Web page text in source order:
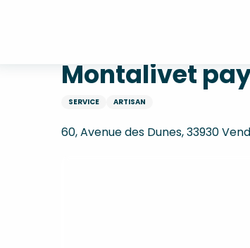
Montalivet
SERVICE ARTISAN
60, Avenue des Dunes, 33930